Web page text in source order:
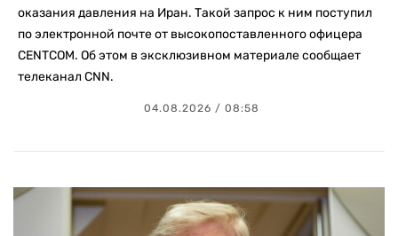
оказания давления на Иран. Такой запрос к ним поступил
по электронной почте от высокопоставленного офицера
CENTCOM. Об этом в эксклюзивном материале сообщает
телеканал CNN.
04.08.2026 / 08:58